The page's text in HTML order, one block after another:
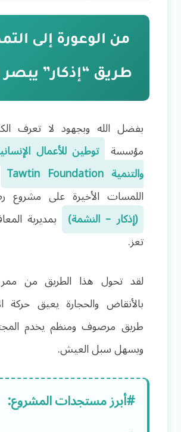
من الوعورة إلى
طريق “إذكار” يبصر
بفضل الله وبجهود لا تعرف
مؤسسة توطين للأعمال
والتنمية Tawtin Foundation
اللمسات الأخيرة على
(إذكار – النشمة) بمديرية
تعز.
لقد تحول هذا الطريق من
بالأنقاض والحجارة يعيق حركة
طريق مرصوف ومنظم يخدم
ويسهل سبل العيش. ‍
#أبرز مستجدات المشروع: